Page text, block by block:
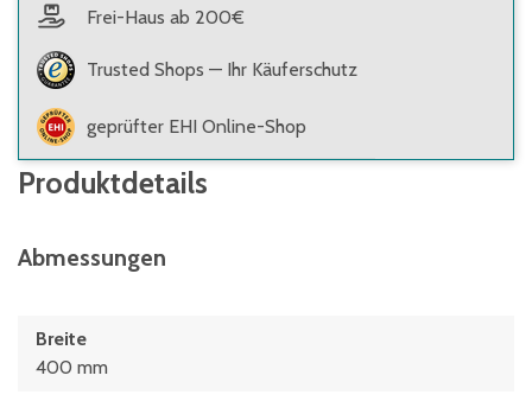
Frei-Haus ab 200€
Trusted Shops — Ihr Käuferschutz
geprüfter EHI Online-Shop
Produktdetails
Abmessungen
Breite
400 mm